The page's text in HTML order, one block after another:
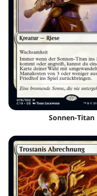
Sonnen-Titan